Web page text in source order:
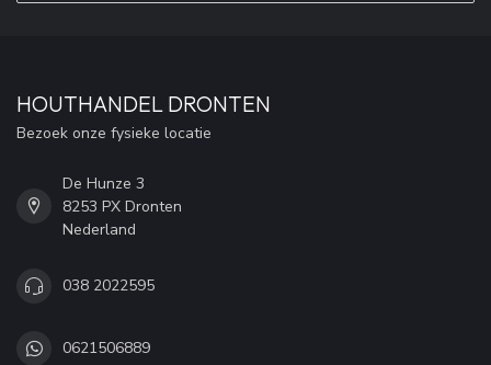
HOUTHANDEL DRONTEN
Bezoek onze fysieke locatie
De Hunze 3
8253 PX Dronten
Nederland
038 2022595
0621506889